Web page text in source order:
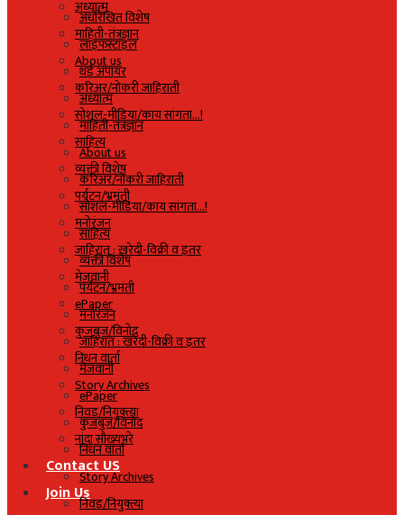
अध्यात्म
माहिती-तंत्रज्ञान
About us
करिअर/नोकरी जाहिराती
सोशल-मीडिया/काय सांगता…!
साहित्य
व्यक्ती विशेष
पर्यटन/भ्रमंती
मनोरंजन
जाहिरात : खरेदी-विक्री व इतर
मेजवानी
ePaper
कुजबुज/विनोद
निधन वार्ता
Story Archives
निवड/नियुक्त्या
नांदा सौख्यभरे
Contact US
Join Us
अधोरेखित विशेष
लाइफस्टाइल
थर्ड अंपायर
अध्यात्म
माहिती-तंत्रज्ञान
About us
करिअर/नोकरी जाहिराती
सोशल-मीडिया/काय सांगता…!
साहित्य
व्यक्ती विशेष
पर्यटन/भ्रमंती
मनोरंजन
जाहिरात : खरेदी-विक्री व इतर
मेजवानी
ePaper
कुजबुज/विनोद
निधन वार्ता
Story Archives
निवड/नियुक्त्या